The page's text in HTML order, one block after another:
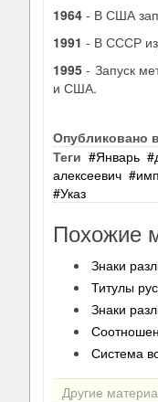
1964 - В США
1991 - В СССР
1995 - Запуск
и США.
Опубликовано в
Теги
Январь
алексеевич
Указ
Похожие
Знаки
Титулы
Знаки
Система
Другие